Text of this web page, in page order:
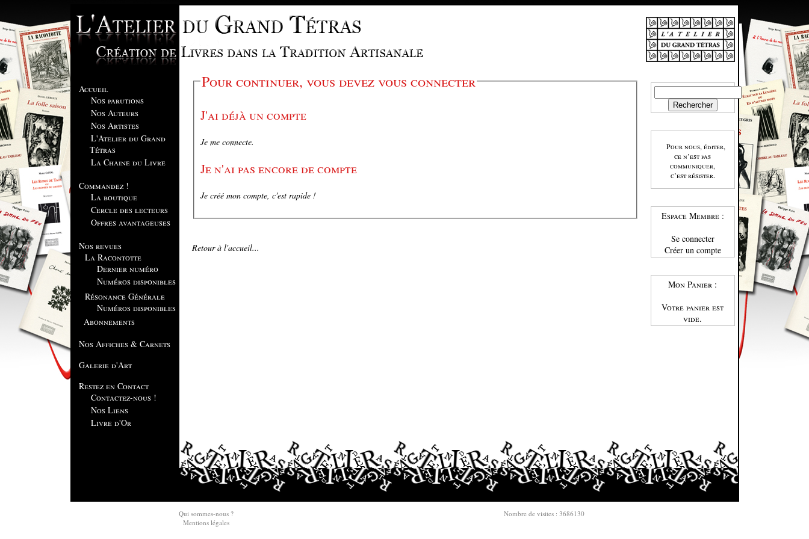
Accueil
Nos parutions
Nos Auteurs
Nos Artistes
L'Atelier du Grand
Tétras
La Chaine du Livre
Commandez !
La boutique
Cercle des lecteurs
Offres avantageuses
Nos revues
La Racontotte
Dernier numéro
Numéros disponibles
Résonance Générale
Numéros disponibles
Abonnements
Nos Affiches & Carnets
Galerie d'Art
Restez en Contact
Contactez-nous !
Nos Liens
Livre d'Or
Pour nous, éditer,
ce n’est pas
communiquer,
c’est résister.
Espace Membre :
Se connecter
Créer un compte
Mon Panier :
Votre panier est
vide.
Pour continuer, vous devez vous connecter
J'ai déjà un compte
Je me connecte.
Je n'ai pas encore de compte
Je créé mon compte, c'est rapide !
Retour à l'accueil...
Qui sommes-nous ?
Mentions légales
Nombre de visites : 3686130